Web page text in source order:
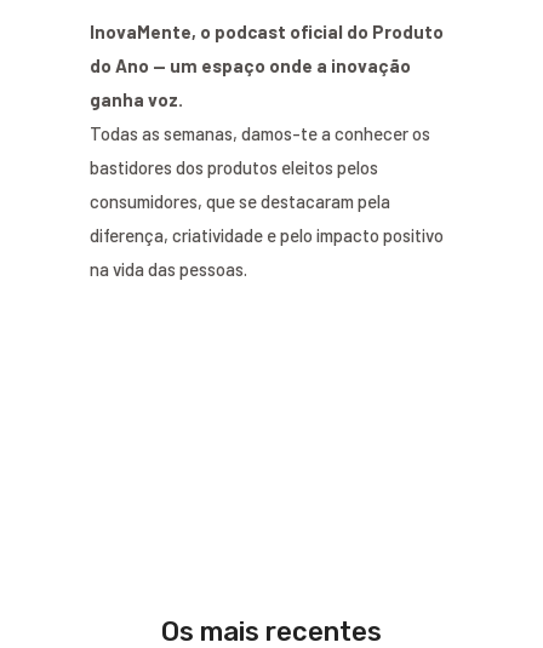
InovaMente, o podcast oficial do Produto
do Ano — um espaço onde a inovação
ganha voz.
Todas as semanas, damos-te a conhecer os
bastidores dos produtos eleitos pelos
consumidores, que se destacaram pela
diferença, criatividade e pelo impacto positivo
na vida das pessoas.
Os mais recentes